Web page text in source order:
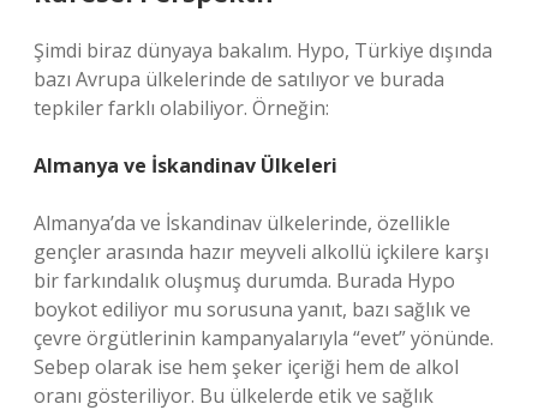
Şimdi biraz dünyaya bakalım. Hypo, Türkiye dışında
bazı Avrupa ülkelerinde de satılıyor ve burada
tepkiler farklı olabiliyor. Örneğin:
Almanya ve İskandinav Ülkeleri
Almanya’da ve İskandinav ülkelerinde, özellikle
gençler arasında hazır meyveli alkollü içkilere karşı
bir farkındalık oluşmuş durumda. Burada Hypo
boykot ediliyor mu sorusuna yanıt, bazı sağlık ve
çevre örgütlerinin kampanyalarıyla “evet” yönünde.
Sebep olarak ise hem şeker içeriği hem de alkol
oranı gösteriliyor. Bu ülkelerde etik ve sağlık